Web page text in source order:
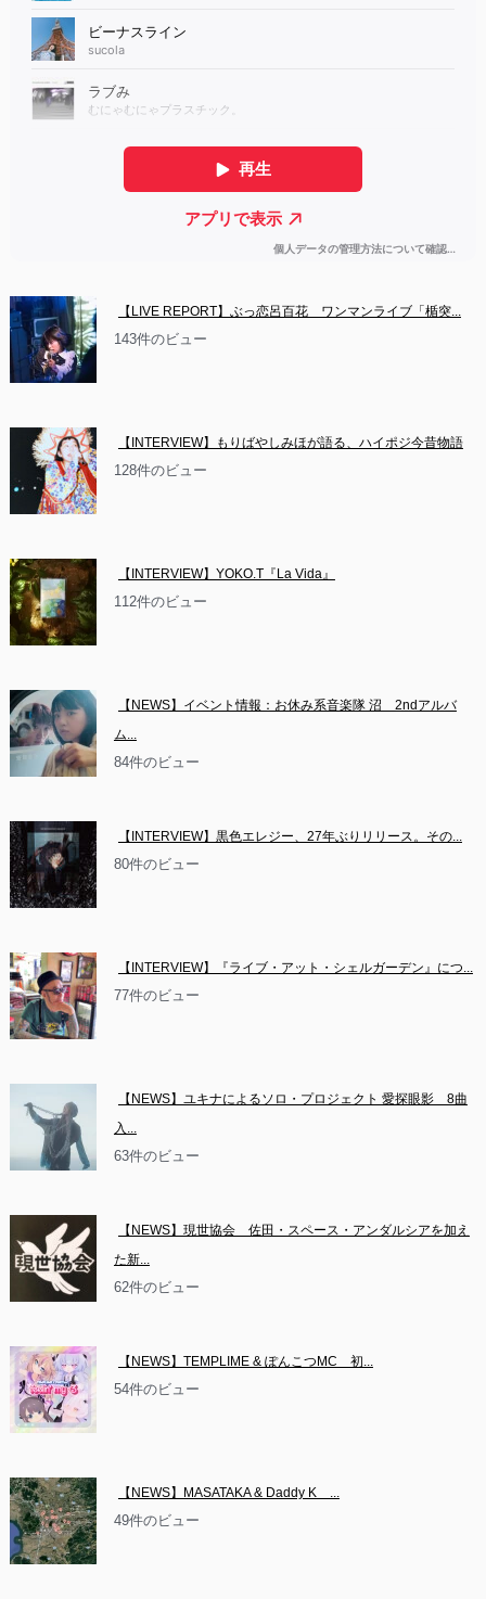
【LIVE REPORT】ぶっ恋呂百花　ワンマンライブ「楯突...
143件のビュー
【INTERVIEW】もりばやしみほが語る、ハイポジ今昔物語
128件のビュー
【INTERVIEW】YOKO.T『La Vida』
112件のビュー
【NEWS】イベント情報：お休み系音楽隊 沼　2ndアルバ
ム...
84件のビュー
【INTERVIEW】黒色エレジー、27年ぶりリリース。その...
80件のビュー
【INTERVIEW】『ライブ・アット・シェルガーデン』につ...
77件のビュー
【NEWS】ユキナによるソロ・プロジェクト 愛探眼影　8曲
入...
63件のビュー
【NEWS】現世協会　佐田・スペース・アンダルシアを加え
た新...
62件のビュー
【NEWS】TEMPLIME & ぽんこつMC　初...
54件のビュー
【NEWS】MASATAKA & Daddy K　...
49件のビュー